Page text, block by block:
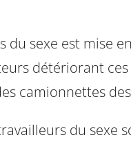
sexe est mise
détériorant
camionnettes
du sexe